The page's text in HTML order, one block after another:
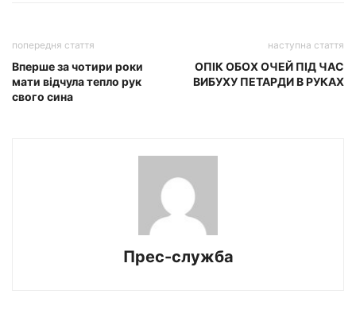
попередня стаття
Вперше за чотири роки
мати відчула тепло рук
свого сина
наступна стаття
ОПІК ОБОХ ОЧЕЙ ПІД ЧАС
ВИБУХУ ПЕТАРДИ В РУКАХ
Прес-служба